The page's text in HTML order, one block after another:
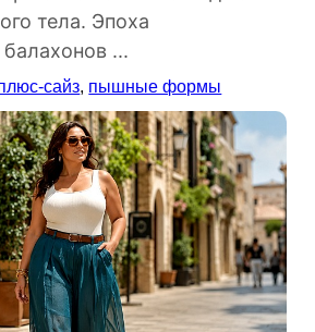
тела. Эпоха
...
сайз, пышные формы